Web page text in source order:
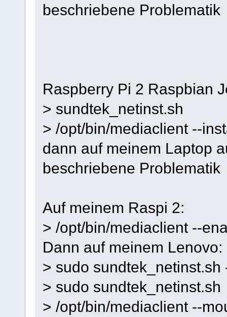
beschriebene Problematik
Raspberry Pi 2 Raspbian
> sundtek_netinst.sh
> /opt/bin/mediaclient --
dann auf meinem Laptop
beschriebene Problematik
Auf meinem Raspi 2:
> /opt/bin/mediaclient --
Dann auf meinem Lenovo:
> sudo sundtek_netinst.sh
> sudo sundtek_netinst.sh
> /opt/bin/mediaclient --